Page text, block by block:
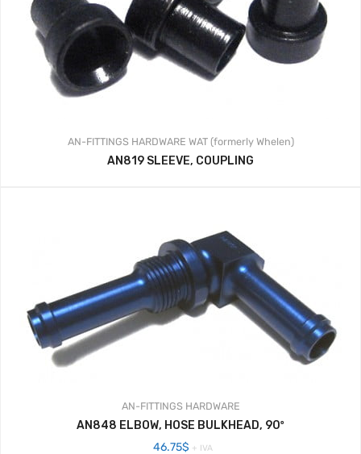
AN-FITTINGS HARDWARE WAT (formerly Whelen)
AN819 SLEEVE, COUPLING
AN-FITTINGS HARDWARE
AN848 ELBOW, HOSE BULKHEAD, 90º
46.75$ + IVA